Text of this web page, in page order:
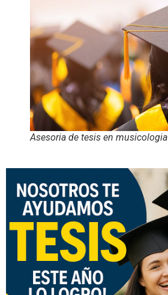
Asesoria de tesis en musicologia